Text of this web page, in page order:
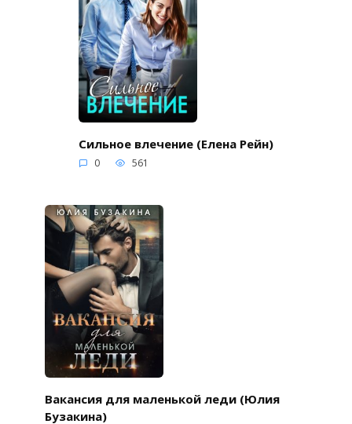
Сильное влечение (Елена Рейн)
0 561
Вакансия для маленькой леди (Юлия
Бузакина)